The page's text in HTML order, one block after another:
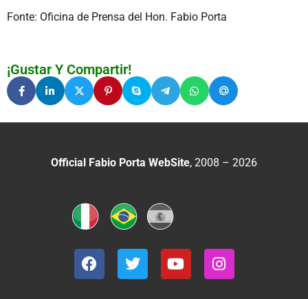
Fonte: Oficina de Prensa del Hon. Fabio Porta
¡Gustar Y Compartir!
Official Fabio Porta WebSite, 2008 – 2026